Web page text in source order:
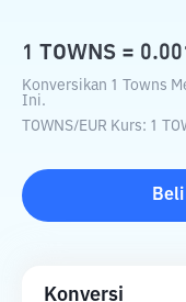
1 TOWNS =
Konversikan 1 Towns
Ini.
TOWNS/EUR Kurs: 1
Beli
Konversi